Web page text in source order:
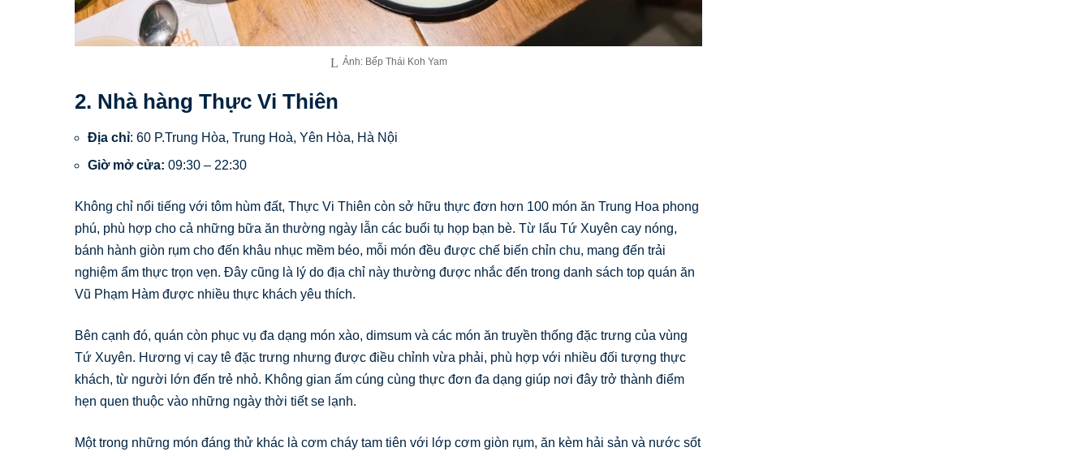
Ảnh: Bếp Thái Koh Yam
2. Nhà hàng Thực Vi Thiên
Địa chỉ: 60 P.Trung Hòa, Trung Hoà, Yên Hòa, Hà Nội
Giờ mở cửa: 09:30 – 22:30
Không chỉ nổi tiếng với tôm hùm đất, Thực Vi Thiên còn sở hữu thực đơn hơn 100 món ăn Trung Hoa phong
phú, phù hợp cho cả những bữa ăn thường ngày lẫn các buổi tụ họp bạn bè. Từ lẩu Tứ Xuyên cay nóng,
bánh hành giòn rụm cho đến khâu nhục mềm béo, mỗi món đều được chế biến chỉn chu, mang đến trải
nghiệm ẩm thực trọn vẹn. Đây cũng là lý do địa chỉ này thường được nhắc đến trong danh sách top quán ăn
Vũ Phạm Hàm được nhiều thực khách yêu thích.
Bên cạnh đó, quán còn phục vụ đa dạng món xào, dimsum và các món ăn truyền thống đặc trưng của vùng
Tứ Xuyên. Hương vị cay tê đặc trưng nhưng được điều chỉnh vừa phải, phù hợp với nhiều đối tượng thực
khách, từ người lớn đến trẻ nhỏ. Không gian ấm cúng cùng thực đơn đa dạng giúp nơi đây trở thành điểm
hẹn quen thuộc vào những ngày thời tiết se lạnh.
Một trong những món đáng thử khác là cơm cháy tam tiên với lớp cơm giòn rụm, ăn kèm hải sản và nước sốt